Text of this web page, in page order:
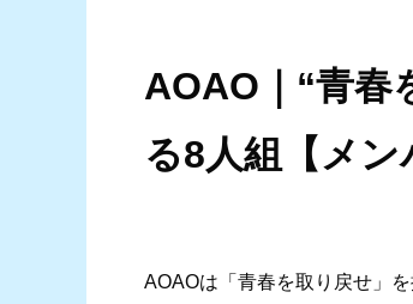
AOAO｜“青春
る8人組【メン
AOAOは「青春を取り戻せ」